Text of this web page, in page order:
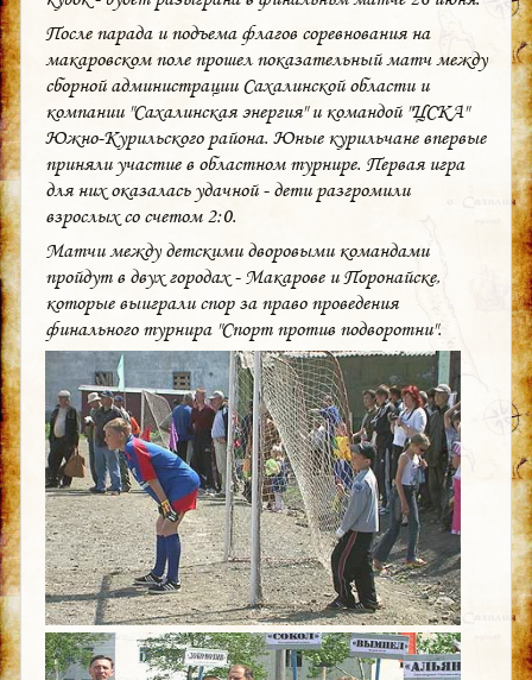
После парада и подъема флагов соревнования на
макаровском поле прошел показательный матч между
сборной администрации Сахалинской области и
компании "Сахалинская энергия" и командой "ЦСКА"
Южно-Курильского района. Юные курильчане впервые
приняли участие в областном турнире. Первая игра
для них оказалась удачной - дети разгромили
взрослых со счетом 2:0.
Матчи между детскими дворовыми командами
пройдут в двух городах - Макарове и Поронайске,
которые выиграли спор за право проведения
финального турнира "Спорт против подворотни".